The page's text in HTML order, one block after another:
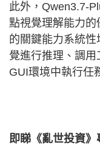
此外，Qwen3.7-
點視覺理解能力
的關鍵能力系統
覺進行推理、調
GUI環境中執行任
即睇《亂世投資》